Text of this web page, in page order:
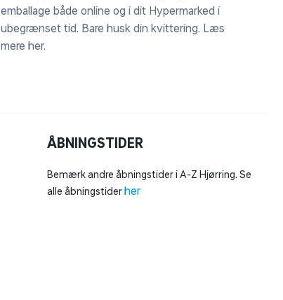
emballage både online og i dit Hypermarked i
ubegrænset tid. Bare husk din kvittering. Læs
mere her.
ÅBNINGSTIDER
Bemærk andre åbningstider i A-Z Hjørring. Se
alle åbningstiderher